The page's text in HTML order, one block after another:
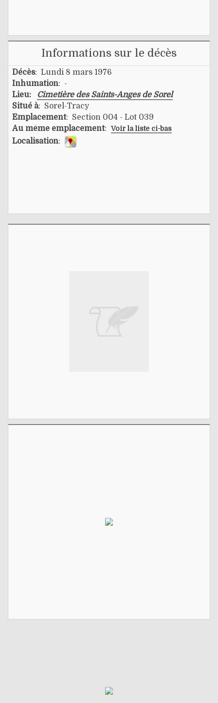
Informations sur le décès
Décès: Lundi 8 mars 1976
Inhumation: -
Lieu:
Cimetière des Saints-Anges de Sorel
Situé à: Sorel-Tracy
Emplacement: Section 004 - Lot 039
Au même emplacement: Voir la liste ci-bas
Localisation: